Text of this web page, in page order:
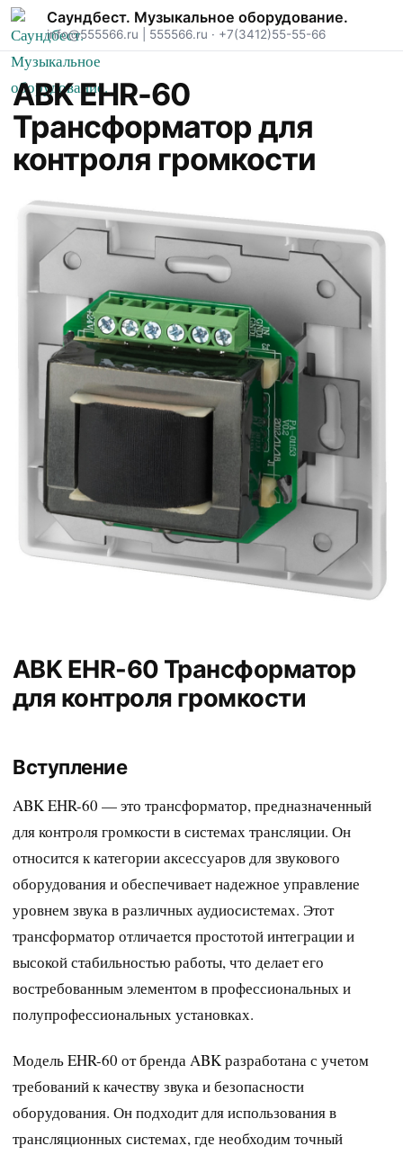
Саундбест. Музыкальное оборудование.
info@555566.ru 555566.ru · +7(3412)55-55-66
ABK EHR-60
Трансформатор для
контроля громкости
ABK EHR-60 Трансформатор
для контроля громкости
Вступление
ABK EHR-60 — это трансформатор, предназначенный
для контроля громкости в системах трансляции. Он
относится к категории аксессуаров для звукового
оборудования и обеспечивает надежное управление
уровнем звука в различных аудиосистемах. Этот
трансформатор отличается простотой интеграции и
высокой стабильностью работы, что делает его
востребованным элементом в профессиональных и
полупрофессиональных установках.
Модель EHR-60 от бренда ABK разработана с учетом
требований к качеству звука и безопасности
оборудования. Он подходит для использования в
трансляционных системах, где необходим точный